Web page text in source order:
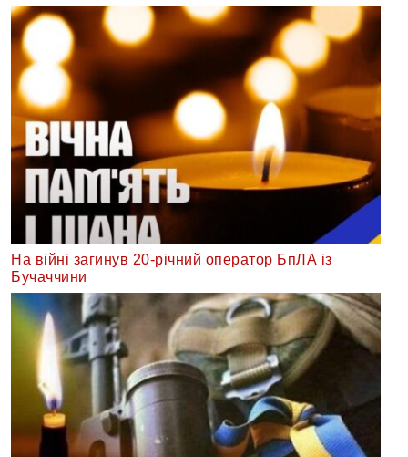
На війні загинув 20-річний оператор БпЛА із
Бучаччини